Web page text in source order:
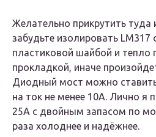
Желательно прикрутить
забудьте изолировать LM317
пластиковой шайбой и тепло
прокладкой, иначе
Диодный мост можно
на ток не менее 10А. Лично я
25А с двойным запасом по
раза холоднее и надёжнее.